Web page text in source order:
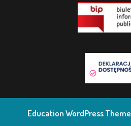
Education WordPress Theme